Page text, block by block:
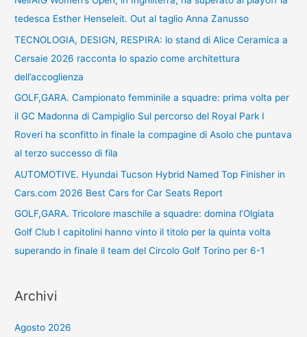
tedesca Esther Henseleit. Out al taglio Anna Zanusso
TECNOLOGIA, DESIGN, RESPIRA: lo stand di Alice Ceramica a
Cersaie 2026 racconta lo spazio come architettura
dell’accoglienza
GOLF,GARA. Campionato femminile a squadre: prima volta per
il GC Madonna di Campiglio Sul percorso del Royal Park I
Roveri ha sconfitto in finale la compagine di Asolo che puntava
al terzo successo di fila
AUTOMOTIVE. Hyundai Tucson Hybrid Named Top Finisher in
Cars.com 2026 Best Cars for Car Seats Report
GOLF,GARA. Tricolore maschile a squadre: domina l’Olgiata
Golf Club I capitolini hanno vinto il titolo per la quinta volta
superando in finale il team del Circolo Golf Torino per 6-1
Archivi
Agosto 2026